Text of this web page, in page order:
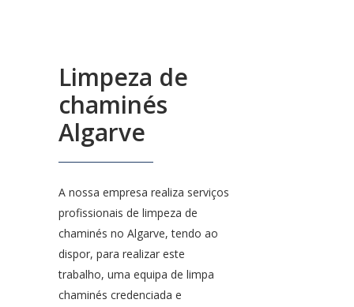
Limpeza de
chaminés
Algarve
A nossa empresa realiza serviços
profissionais de limpeza de
chaminés no Algarve, tendo ao
dispor, para realizar este
trabalho, uma equipa de limpa
chaminés credenciada e